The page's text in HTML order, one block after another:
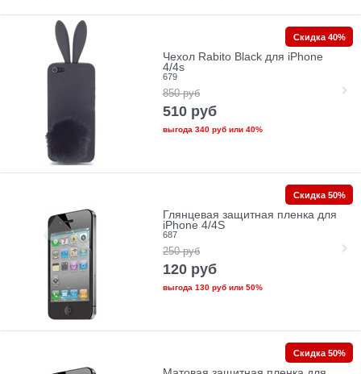
Чехол Rabito Black для iPhone
4/4s
679
850 руб
510 руб
выгода 340 рубили 40%
Скидка 40%
Глянцевая защитная пленка для
iPhone 4/4S
687
250 руб
120 руб
выгода 130 рубили 50%
Скидка 50%
Скидка 50%